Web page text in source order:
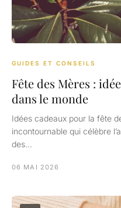
GUIDES ET CONSEILS
Fête des Mères :
dans le monde
Idées cadeaux pour la fête
incontournable qui célèbre
des…
06 MAI 2026